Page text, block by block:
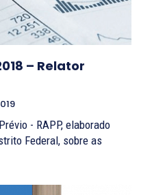
– Relator
- RAPP, elaborado
Federal, sobre as